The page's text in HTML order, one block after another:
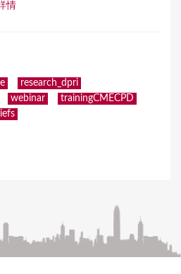
情
research_dpri
webinar
trainingCMECPD